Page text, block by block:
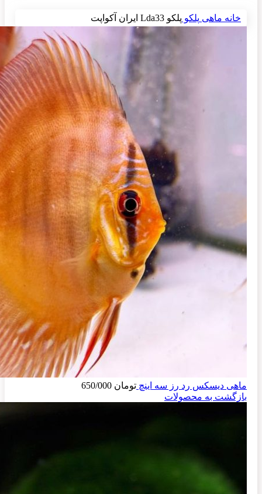
خانه ماهی پلکو پلکو Lda33 ایران آکواپت
ماهی دیسکس رد رز سه اینچ تومان
بازگشت به محصولات